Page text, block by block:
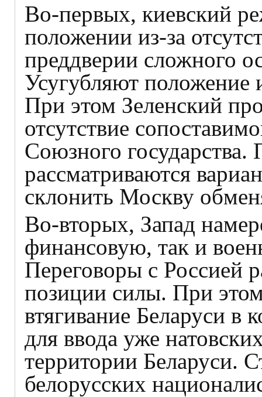
Во-первых, киевский
положении из-за
преддверии сложного
Усугубляют положение
При этом Зеленский
отсутствие
Союзного
рассматриваются
склонить Москву
Во-вторых, Запад
финансовую, так и
Переговоры с Россией
позиции силы. При
втягивание Беларуси в
для ввода уже
территории Беларуси.
белорусских